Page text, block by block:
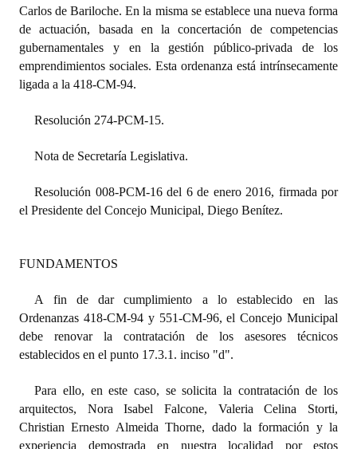
Banca del Vecino - Registro
Huéspedes de Honor - Registro
Antiguos Pobladores - Registro
REFORMA DE LA CARTA ORGÁNICA
Carlos de Bariloche. En la misma se establece una nueva forma
de actuación, basada en la concertación de competencias
gubernamentales y en la gestión público-privada de los
emprendimientos sociales. Esta ordenanza está intrínsecamente
ligada a la 418-CM-94.
Resolución 274-PCM-15.
Nota de Secretaría Legislativa.
Resolución 008-PCM-16 del 6 de enero 2016, firmada por
el Presidente del Concejo Municipal, Diego Benítez.
FUNDAMENTOS
A fin de dar cumplimiento a lo establecido en las
Ordenanzas 418-CM-94 y 551-CM-96, el Concejo Municipal
debe renovar la contratación de los asesores técnicos
establecidos en el punto 17.3.1. inciso "d".
Para ello, en este caso, se solicita la contratación de los
arquitectos, Nora Isabel Falcone, Valeria Celina Storti,
Christian Ernesto Almeida Thorne, dado la formación y la
experiencia demostrada en nuestra localidad por estos